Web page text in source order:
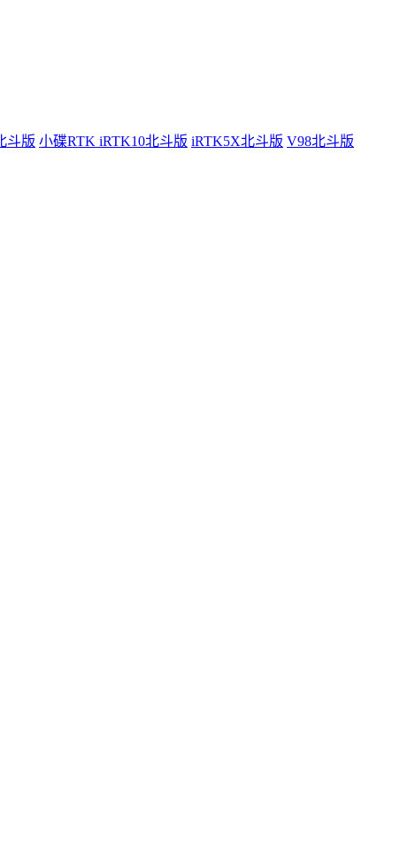
斗版 小碟RTK iRTK10北斗版 iRTK5X北斗版 V98北斗版